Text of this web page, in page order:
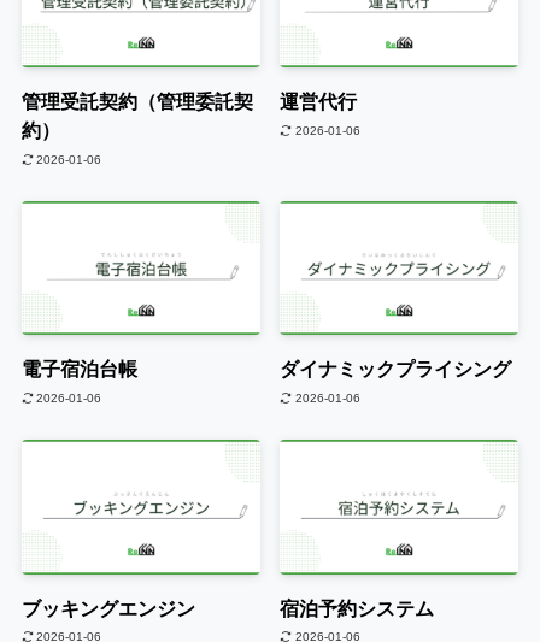
管理受託契約（管理委託契
約）
2026-01-06
運営代行
2026-01-06
電子宿泊台帳
2026-01-06
ダイナミックプライシング
2026-01-06
ブッキングエンジン
2026-01-06
宿泊予約システム
2026-01-06